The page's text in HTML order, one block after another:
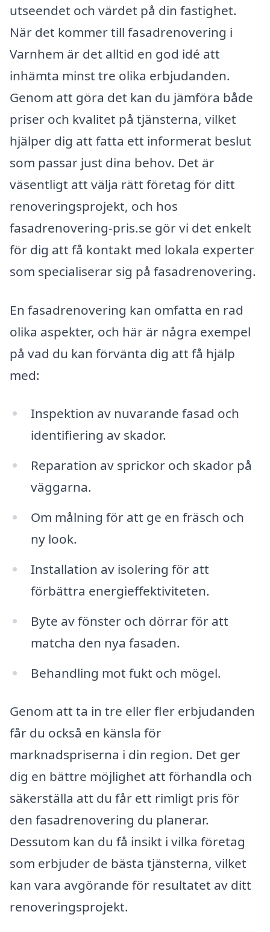
utseendet och värdet på din fastighet.
När det kommer till fasadrenovering i
Varnhem är det alltid en god idé att
inhämta minst tre olika erbjudanden.
Genom att göra det kan du jämföra både
priser och kvalitet på tjänsterna, vilket
hjälper dig att fatta ett informerat beslut
som passar just dina behov. Det är
väsentligt att välja rätt företag för ditt
renoveringsprojekt, och hos
fasadrenovering-pris.se gör vi det enkelt
för dig att få kontakt med lokala experter
som specialiserar sig på fasadrenovering.
En fasadrenovering kan omfatta en rad
olika aspekter, och här är några exempel
på vad du kan förvänta dig att få hjälp
med:
Inspektion av nuvarande fasad och
identifiering av skador.
Reparation av sprickor och skador på
väggarna.
Om målning för att ge en fräsch och
ny look.
Installation av isolering för att
förbättra energieffektiviteten.
Byte av fönster och dörrar för att
matcha den nya fasaden.
Behandling mot fukt och mögel.
Genom att ta in tre eller fler erbjudanden
får du också en känsla för
marknadspriserna i din region. Det ger
dig en bättre möjlighet att förhandla och
säkerställa att du får ett rimligt pris för
den fasadrenovering du planerar.
Dessutom kan du få insikt i vilka företag
som erbjuder de bästa tjänsterna, vilket
kan vara avgörande för resultatet av ditt
renoveringsprojekt.